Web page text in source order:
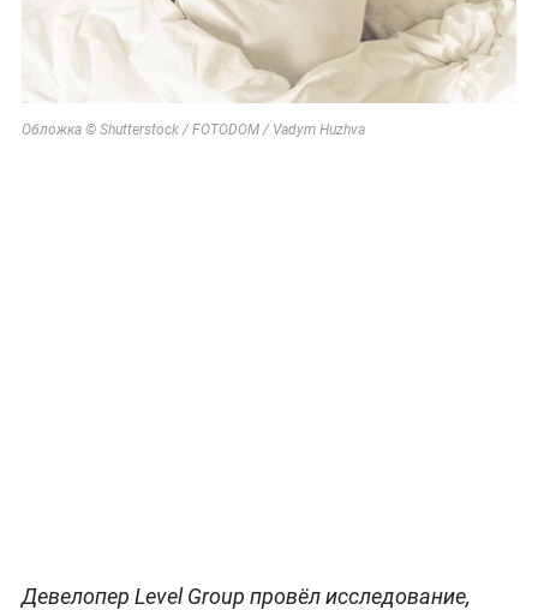
Обложка © Shutterstock / FOTODOM / Vadym Huzhva
Девелопер Level Group провёл исследование,